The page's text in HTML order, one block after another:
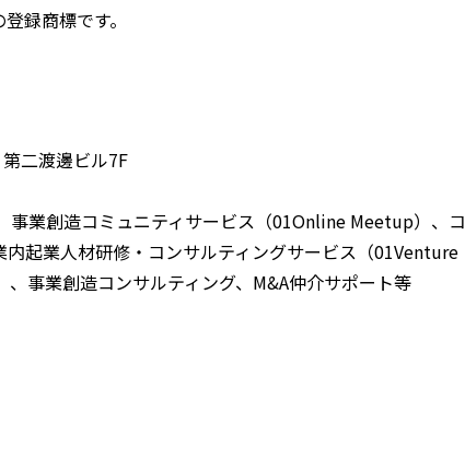
録商標です。
二渡邊ビル7F
業創造コミュニティサービス（01Online Meetup）、コ
起業人材研修・コンサルティングサービス（01Venture
事業創造コンサルティング、M&A仲介サポート等